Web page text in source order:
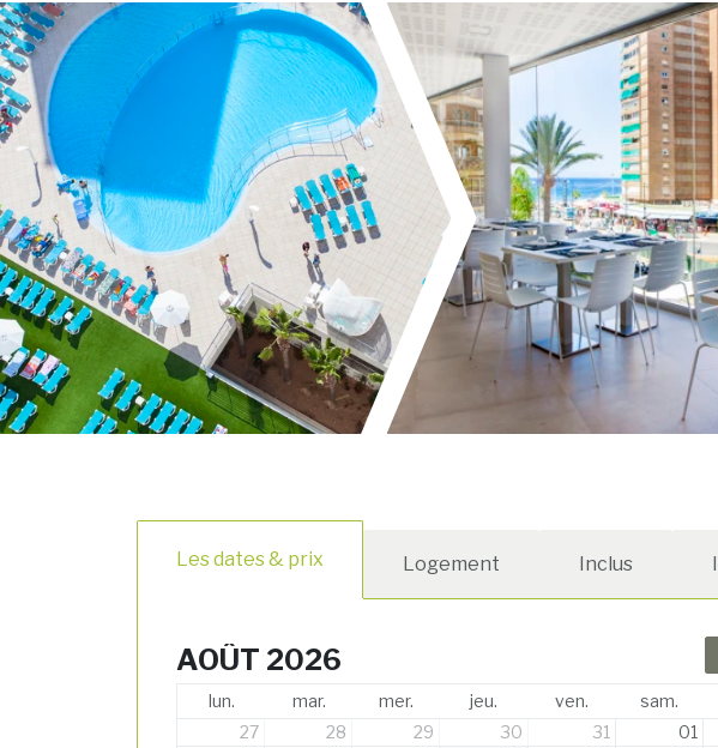
Les dates & prix Logement Inclus
AOÛT 2026
lun. mar. mer. jeu. ven. sam.
27
28 29 30 31 01